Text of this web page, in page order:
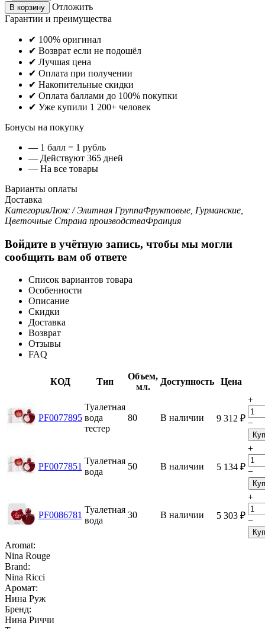
В корзину
Отложить
Гарантии и преимущества
✔ 100% оригинал
✔ Возврат если не подошёл
✔ Лучшая цена
✔ Оплата при получении
✔ Накопительные скидки
✔ Оплата баллами до 100% покупки
✔ Уже купили 1 200+ человек
Бонусы на покупку
— 1 балл = 1 рубль
— Действуют 365 дней
— На все товары
Варианты оплаты
Доставка
КатегорияЛюкс / Элитная ГруппаФруктовые, Гурманские,
Цветочные Страна производстваФранция
Войдите в учётную запись, чтобы мы могли
сообщить вам об ответе
Список вариантов товара
Особенности
Описание
Скидки
Доставка
Возврат
Отзывы
FAQ
КОД Тип
Объем,
мл.
Доступность Цена
PF0077895
Туалетная
вода
тестер
80 В наличии 9 312 ₽
+
−
PF0077851
Туалетная
вода
50 В наличии 5 134 ₽
+
−
PF0086781
Туалетная
вода
30 В наличии 5 303 ₽
+
−
Aromat:
Nina Rouge
Brand:
Nina Ricci
Аромат:
Нина Руж
Бренд:
Нина Риччи